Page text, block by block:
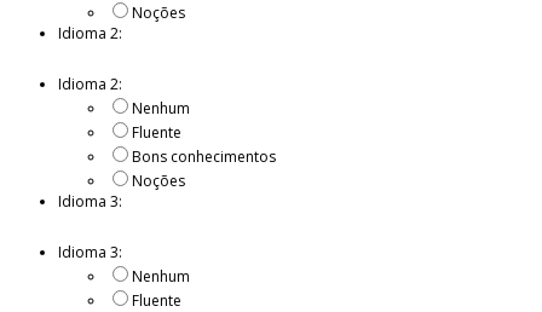
Noções
Idioma 2:
Idioma 2:
Nenhum
Fluente
Bons conhecimentos
Noções
Idioma 3:
Idioma 3:
Nenhum
Fluente